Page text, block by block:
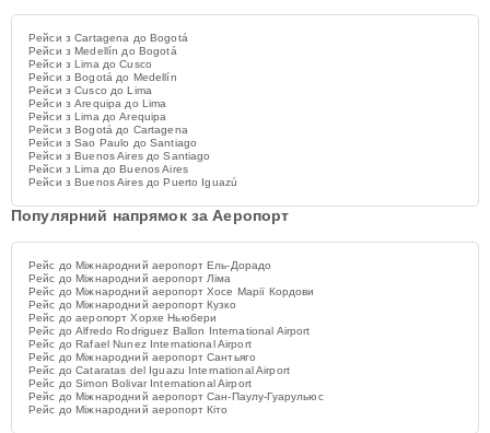
Рейси з Cartagena до Bogotá
Рейси з Medellín до Bogotá
Рейси з Lima до Cusco
Рейси з Bogotá до Medellín
Рейси з Cusco до Lima
Рейси з Arequipa до Lima
Рейси з Lima до Arequipa
Рейси з Bogotá до Cartagena
Рейси з Sao Paulo до Santiago
Рейси з Buenos Aires до Santiago
Рейси з Lima до Buenos Aires
Рейси з Buenos Aires до Puerto Iguazú
Популярний напрямок за Аеропорт
Рейс до Міжнародний аеропорт Ель-Дорадо
Рейс до Міжнародний аеропорт Ліма
Рейс до Міжнародний аеропорт Хосе Марії Кордови
Рейс до Міжнародний аеропорт Кузко
Рейс до аеропорт Хорхе Ньюбери
Рейс до Alfredo Rodriguez Ballon International Airport
Рейс до Rafael Nunez International Airport
Рейс до Міжнародний аеропорт Сантьяго
Рейс до Cataratas del Iguazu International Airport
Рейс до Simon Bolivar International Airport
Рейс до Міжнародний аеропорт Сан-Паулу-Гуарульюс
Рейс до Міжнародний аеропорт Кіто